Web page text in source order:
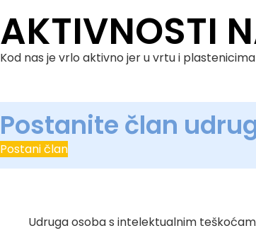
AKTIVNOSTI
Kod nas je vrlo aktivno jer u vrtu i
Postanite član
Postani član
Udruga osoba s intelektualnim